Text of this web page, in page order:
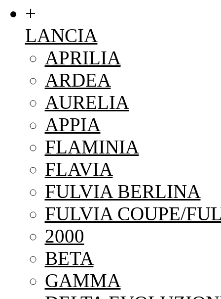
+
LANCIA
APRILIA
ARDEA
AURELIA
APPIA
FLAMINIA
FLAVIA
FULVIA BERLINA
FULVIA COUPE/
2000
BETA
GAMMA